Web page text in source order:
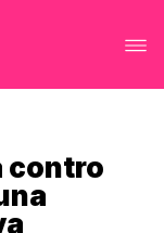
contro